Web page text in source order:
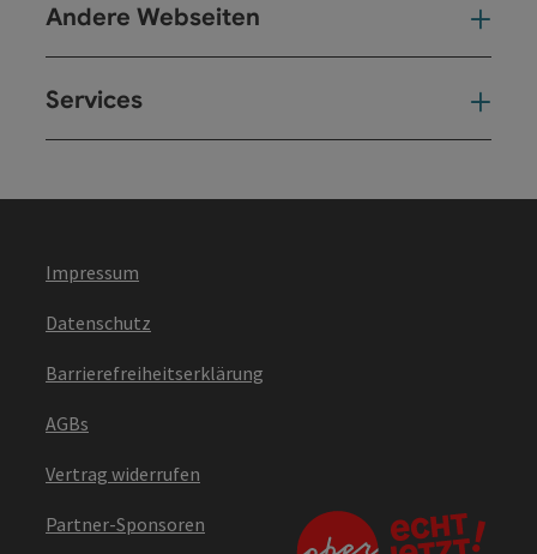
Andere Webseiten
Services
Impressum
Datenschutz
Barrierefreiheitserklärung
AGBs
Vertrag widerrufen
Partner-Sponsoren